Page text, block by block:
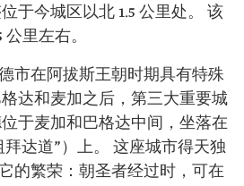
于今城区以北 1.5 公里处。 该
里左右。
市在阿拔斯王朝时期具有特殊
达和麦加之后，第三大重要城
于麦加和巴格达中间，坐落在
达道”）上。 这座城市得天独
的繁荣：朝圣者经过时，可在